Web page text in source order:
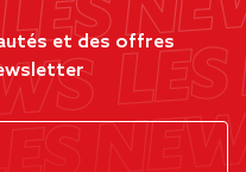
et des offres